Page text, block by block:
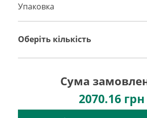
Упаковка
Оберіть кількість
Сума
2070.16 грн